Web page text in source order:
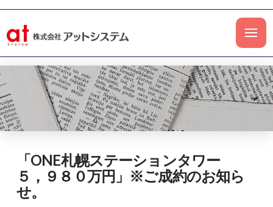
「ONE札幌ステーションタワー
５，９８０万円」※ご成約のお知ら
せ。